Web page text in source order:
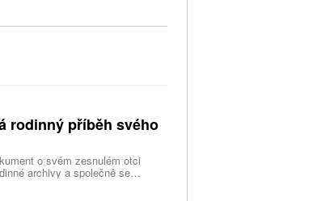
rodinný příběh svého
o svém zesnulém otci
archivy a společně se
muže, který měl v sobě